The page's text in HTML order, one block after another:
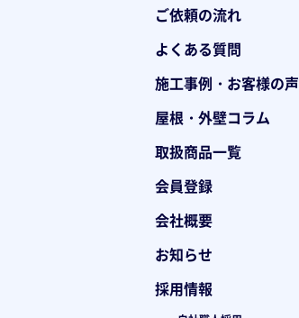
ご依頼の流れ
よくある質問
施工事例・お客様の声
屋根・外壁コラム
取扱商品一覧
会員登録
会社概要
お知らせ
採用情報